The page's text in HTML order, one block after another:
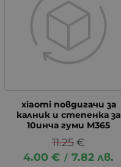
xiaomi повдигачи за
калник и степенка за
10инча гуми М365
11.25€
4.00 € / 7.82 лв.